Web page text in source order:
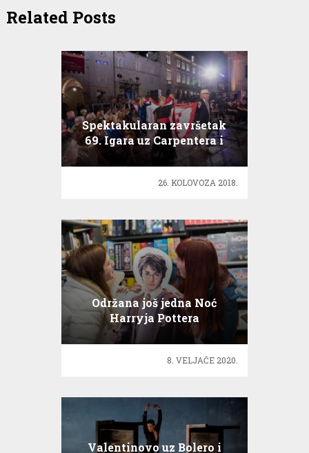
Related Posts
Spektakularan završetak
69. Igara uz Carpentera i
Simfonijski orkestar
26. KOLOVOZA 2018.
Održana još jedna Noć
Harryja Pottera
8. VELJAČE 2020.
Valentinovo uz Bolero i